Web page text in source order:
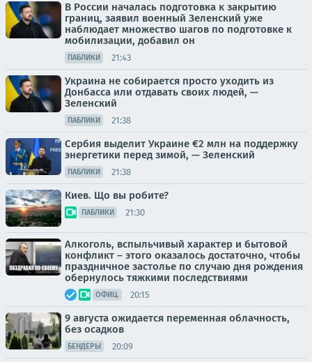
В России началась подготовка к закрытию
границ, заявил военный Зеленский уже
наблюдает множество шагов по подготовке к
мобилизации, добавил он
ПАБЛИКИ 21:43
Украина не собирается просто уходить из
Донбасса или отдавать своих людей, —
Зеленский
ПАБЛИКИ 21:38
Сербия выделит Украине €2 млн на поддержку
энергетики перед зимой, — Зеленский
ПАБЛИКИ 21:38
Киев. Що вы робите?
ПАБЛИКИ 21:30
Алкоголь, вспыльчивый характер и бытовой
конфликт – этого оказалось достаточно, чтобы
праздничное застолье по случаю дня рождения
обернулось тяжкими последствиями
ОФИЦ. 20:15
9 августа ожидается переменная облачность,
без осадков
БЕНДЕРЫ 20:09